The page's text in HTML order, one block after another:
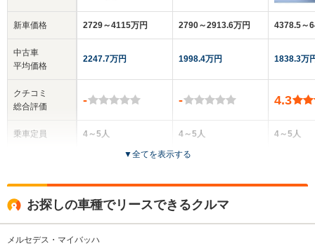
新車価格
中古車
平均価格
クチコミ
総合評価
乗車定員
2729～4115万円
2247.7万円
-
4～5人
全高
1.84m
2790～2913.6万円
1998.4万円
-
4～5人
5ドア
1.73m
4378.5～
1838.3万
4.3
4～5人
▼全てを表示する
お探しの車種でリースできるクルマ
メルセデス・マイバッハ